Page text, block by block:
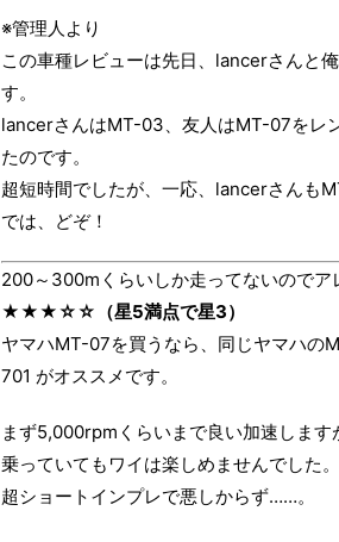
※管理人より
この車種レビューは先日、lancerさんと
す。
lancerさんはMT-03、友人はMT-07をレ
たのです。
超短時間でしたが、一応、lancerさんも
では、どぞ！
200～300mくらいしか走ってないのでア
★★★☆☆（星5満点で星3）
ヤマハMT-07を買うなら、同じヤマハ
701 がオススメです。
まず5,000rpmくらいまで良い加速します
乗っていてもワイは楽しめませんでした
超ショートインプレで悪しからず……。